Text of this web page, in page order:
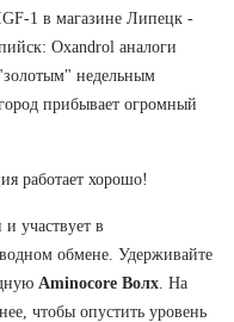
1 в магазине Липецк -
Oxandrol аналоги
недельным
прибывает огромный
работает хорошо!
участвует в
обмене. Удерживайте
Aminocore Волх . На
чтобы опустить уровень